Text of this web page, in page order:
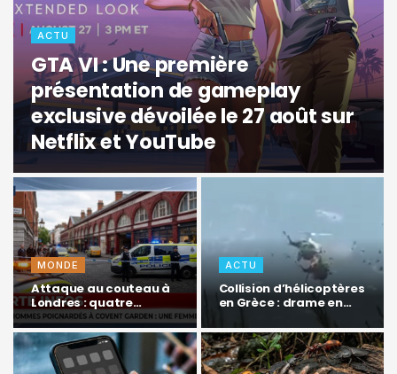
ACTU
GTA VI : Une première
présentation de gameplay
exclusive dévoilée le 27 août sur
Netflix et YouTube
MONDE
Attaque au couteau à
Londres : quatre
blessés près de…
ACTU
Collision d’hélicoptères
en Grèce : drame en…